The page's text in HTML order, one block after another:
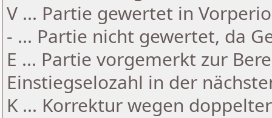
V ... Partie gewertet in
- ... Partie nicht gewertet, da
E ... Partie vorgemerkt zur
Einstiegselozahl in der
K ... Korrektur wegen